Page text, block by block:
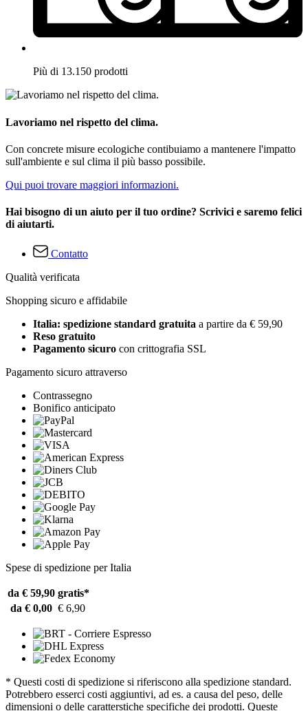
Più di 13.150 prodotti
Lavoriamo nel rispetto del clima.
Con concrete misure ecologiche contibuiamo a mantenere l'impatto
sull'ambiente e sul clima il più basso possibile.
Qui puoi trovare maggiori informazioni.
Hai bisogno di un aiuto per il tuo ordine? Scrivici e saremo felici
di aiutarti.
Contatto
Qualità verificata
Shopping sicuro e affidabile
Italia: spedizione standard gratuita a partire da € 59,90
Reso gratuito
Pagamento sicuro con crittografia SSL
Pagamento sicuro attraverso
Contrassegno
Bonifico anticipato
Spese di spedizione per Italia
da € 59,90 gratis*
da € 0,00 € 6,90
* Questi costi di spedizione si riferiscono alla spedizione standard.
Potrebbero esserci costi aggiuntivi, ad es. a causa del peso, delle
dimensioni o delle caratterstiche specifiche dei prodotti. Queste